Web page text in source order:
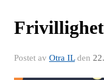
Postet av Otra ILden